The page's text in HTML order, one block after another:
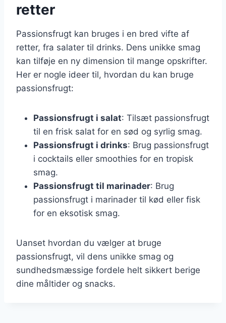
retter
Passionsfrugt kan bruges i en bred vifte af
retter, fra salater til drinks. Dens unikke smag
kan tilføje en ny dimension til mange opskrifter.
Her er nogle ideer til, hvordan du kan bruge
passionsfrugt:
Passionsfrugt i salat: Tilsæt passionsfrugt
til en frisk salat for en sød og syrlig smag.
Passionsfrugt i drinks: Brug passionsfrugt
i cocktails eller smoothies for en tropisk
smag.
Passionsfrugt til marinader: Brug
passionsfrugt i marinader til kød eller fisk
for en eksotisk smag.
Uanset hvordan du vælger at bruge
passionsfrugt, vil dens unikke smag og
sundhedsmæssige fordele helt sikkert berige
dine måltider og snacks.